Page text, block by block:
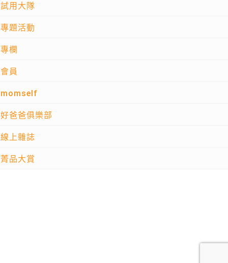
試用大隊
專題活動
專欄
會員
momself
好爸爸俱樂部
線上雜誌
菁品大賞